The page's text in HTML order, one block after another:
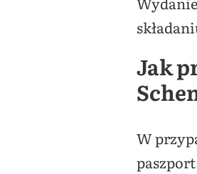
Jak
W